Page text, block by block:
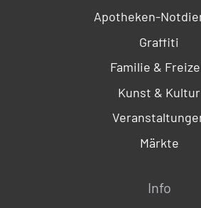
Apotheken-
Graffiti
Familie &
Kunst & Kultur
Märkte
Info